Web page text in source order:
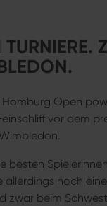
Homburg Open
vor dem
besten
allerdings noch
zwar beim